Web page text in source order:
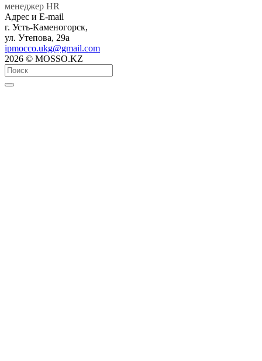
менеджер HR
Адрес и E-mail
г. Усть-Каменогорск,
ул. Утепова, 29а
ipmocco.ukg@gmail.com
2026 © MOSSO.KZ